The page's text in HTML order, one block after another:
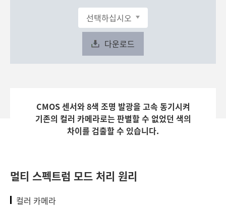
다운로드
CMOS 센서와 8색 조명 발광을 고속 동기시켜
기존의 컬러 카메라로는 판별할 수 없었던 색의
차이를 검출할 수 있습니다.
멀티 스펙트럼 모드 처리 원리
컬러 카메라